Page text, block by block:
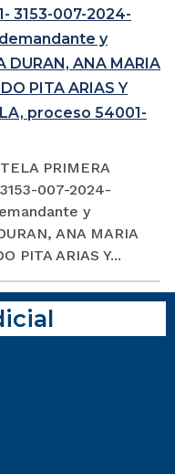
3153-007-2024-
y
DURAN, ANA MARIA
PITA ARIAS Y
proceso 54001-
PRIMERA
007-2024-
y
ANA MARIA
PITA ARIAS Y...